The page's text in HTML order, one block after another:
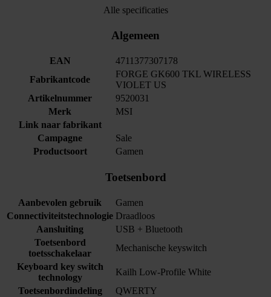
Alle specificaties
Algemeen
EAN
4711377307178
Fabrikantcode
FORGE GK600 TKL WIRELESS
VIOLET US
Artikelnummer
9520031
Merk
MSI
Link naar fabrikant
Campagne
Sale
Productsoort
Gamen
Toetsenbord
Aanbevolen gebruik
Gamen
Connectiviteitstechnologie Draadloos
Aansluiting
USB + Bluetooth
Toetsenbord
toetsschakelaar
Mechanische keyswitch
Keyboard key switch
technology
Kailh Low-Profile White
Toetsenbordindeling
QWERTY